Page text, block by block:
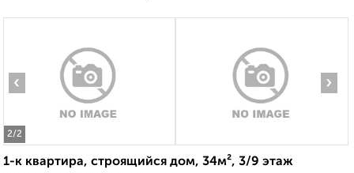
2/2
‹ ›
1-к квартира, строящийся дом, 34м², 3/9 этаж